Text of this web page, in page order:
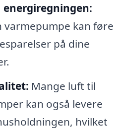
energiregningen:
varmepumpe kan føre
på dine
Mange luft til
kan også levere
hvilket